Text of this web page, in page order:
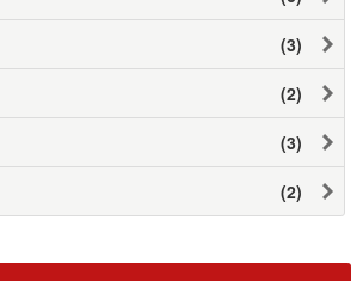
(3)
(2)
(3)
(2)